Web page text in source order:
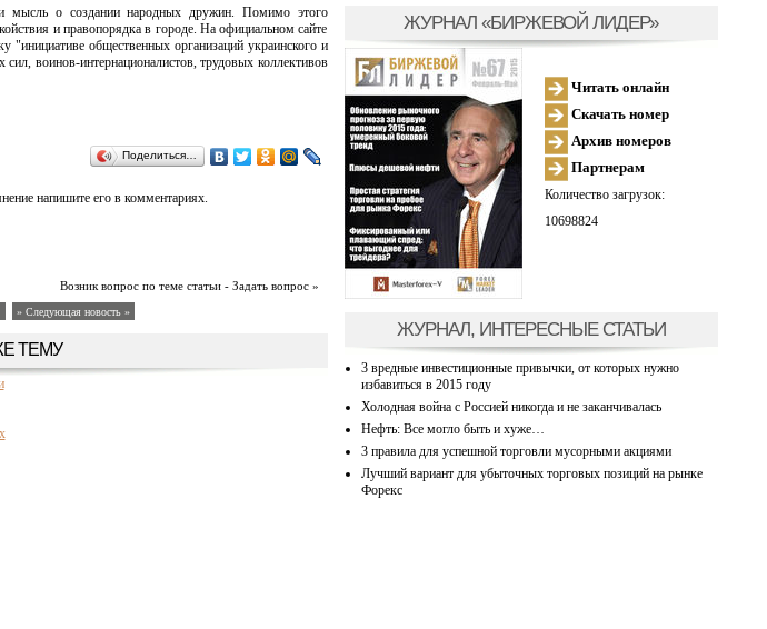
мысль о создании народных дружин. Помимо этого
и правопорядка в городе. На официальном сайте
"инициативе общественных организаций украинского и
воинов-интернационалистов, трудовых коллективов
Поделиться…
напишите его в комментариях.
Возник вопрос по теме статьи - Задать вопрос »
» Следующая новость »
ТЕМУ
ЖУРНАЛ «БИРЖЕВОЙ ЛИДЕР»
Читать онлайн
Скачать номер
Архив номеров
Партнерам
Количество загрузок:
10698824
ЖУРНАЛ, ИНТЕРЕСНЫЕ СТАТЬИ
3 вредные инвестиционные привычки, от которых нужно
избавиться в 2015 году
Холодная война с Россией никогда и не заканчивалась
Нефть: Все могло быть и хуже…
3 правила для успешной торговли мусорными акциями
Лучший вариант для убыточных торговых позиций на рынке
Форекс